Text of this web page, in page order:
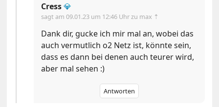
Cress💎
sagt am09.01.23 um 12:46 Uhrzu max ⇡
Dank dir, gucke ich mir mal an, wobei das
auch vermutlich o2 Netz ist, könnte sein,
dass es dann bei denen auch teurer wird,
aber mal sehen :)
Antworten